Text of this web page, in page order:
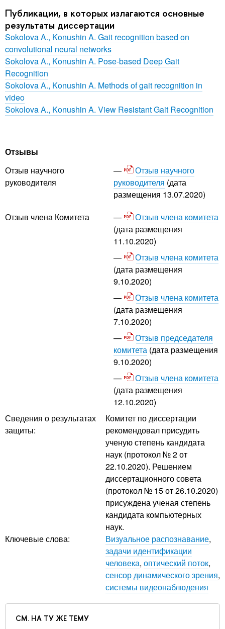
Публикации, в которых излагаются основные
результаты диссертации
Sokolova A., Konushin A. Gait recognition based on
convolutional neural networks
Sokolova A., Konushin A. Pose-based Deep Gait
Recognition
Sokolova A., Konushin A. Methods of gait recognition in
video
Sokolova A., Konushin A. View Resistant Gait Recognition
Отзывы
Отзыв научного
руководителя
Отзыв научного
руководителя (дата
размещения 13.07.2020)
Отзыв члена Комитета
Отзыв члена комитета
(дата размещения
11.10.2020)
Отзыв члена комитета
(дата размещения
9.10.2020)
Отзыв члена комитета
(дата размещения
7.10.2020)
Отзыв председателя
комитета (дата размещения
9.10.2020)
Отзыв члена комитета
(дата размещения
12.10.2020)
Сведения о результатах
защиты:
Комитет по диссертации
рекомендовал присудить
ученую степень кандидата
наук (протокол № 2 от
22.10.2020). Решением
диссертационного совета
(протокол № 15 от 26.10.2020)
присуждена ученая степень
кандидата компьютерных
наук.
Ключевые слова:
Визуальное распознавание,
задачи идентификации
человека, оптический поток,
сенсор динамического зрения,
системы видеонаблюдения
СМ. НА ТУ ЖЕ ТЕМУ